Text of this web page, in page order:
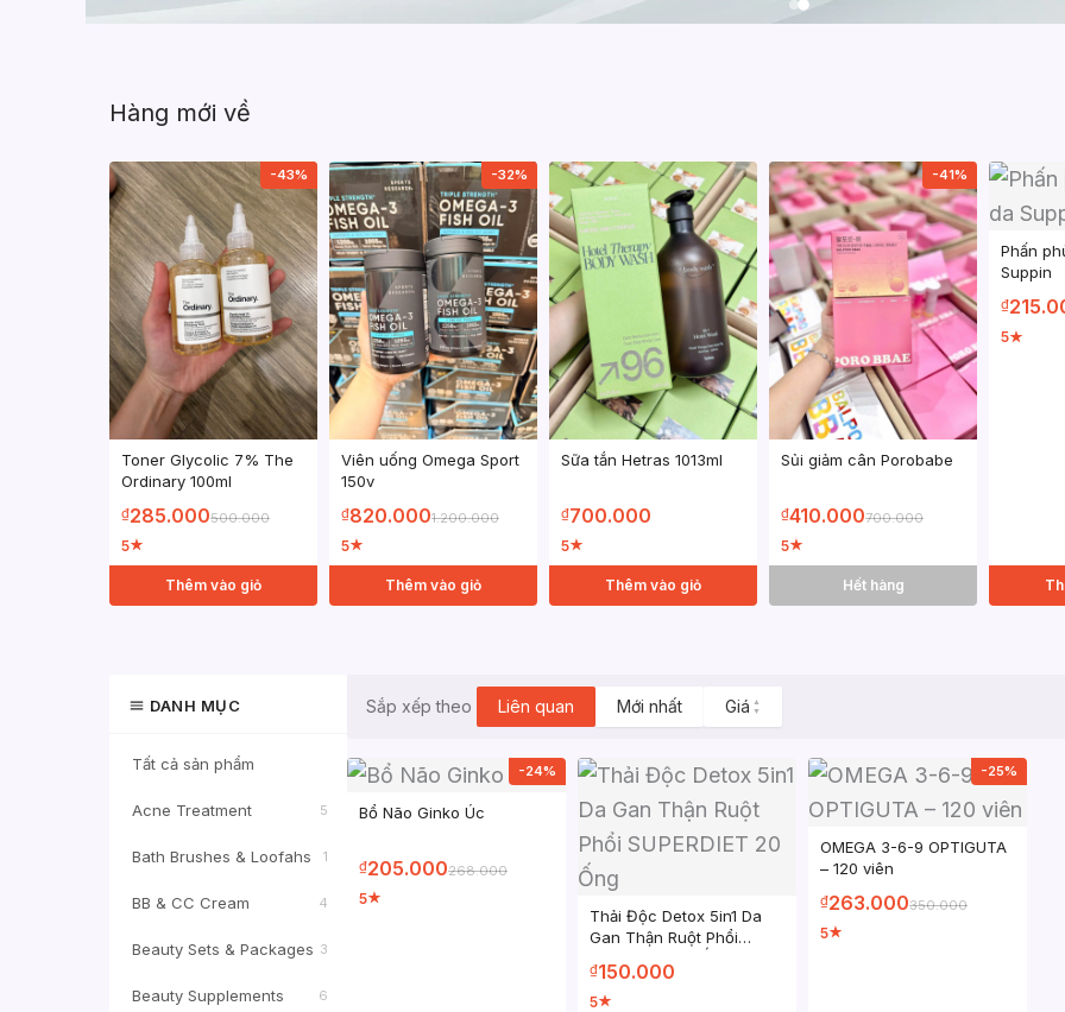
Hàng mới về
-43%
Toner Glycolic 7% The
Ordinary 100ml
₫285.000500.000
5★
Thêm vào giỏ
-32%
Viên uống Omega Sport
150v
₫820.0001.200.000
5★
Thêm vào giỏ
Sữa tắn Hetras 1013ml
₫700.000
5★
Thêm vào giỏ
-41%
Sủi giảm cân Porobabe
₫410.000700.000
5★
Hết hàng
Phấn
Suppin
₫
5★
DANH MỤC
Tất cả sản phẩm
Acne Treatment 5
Bath Brushes & Loofahs 1
BB & CC Cream 4
Beauty Sets & Packages 3
Beauty Supplements 6
Sắp xếp theo Liên quan Mới nhất Giá ▲
▼
-24%
Bổ Não Ginko Úc
₫205.000268.000
5★
Thải Độc Detox 5in1 Da
Gan Thận Ruột Phổi
₫150.000
5★
-25%
OMEGA 3-6-9 OPTIGUTA
– 120 viên
₫263.000350.000
5★